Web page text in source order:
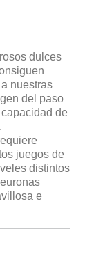
dulces
nuestras
del paso
de
juegos de
distintos
e